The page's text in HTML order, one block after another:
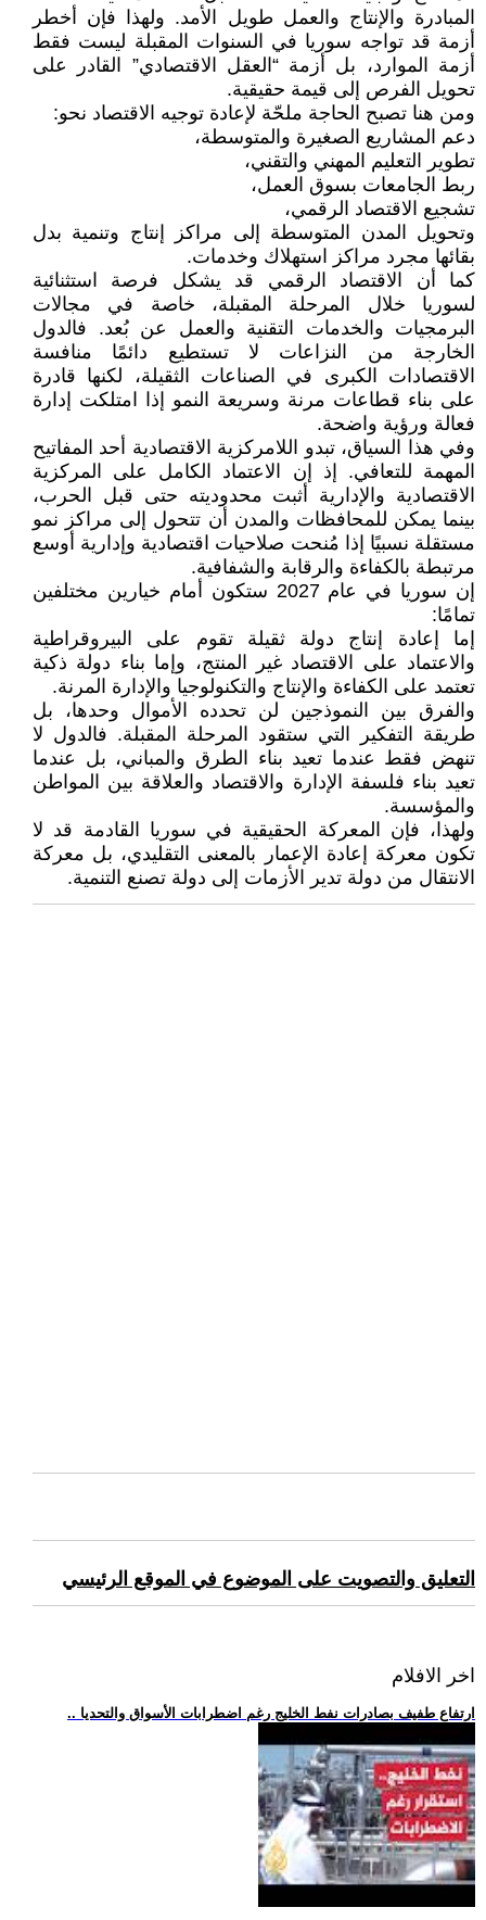
المبادرة والإنتاج والعمل طويل الأمد. ولهذا فإن أخطر
أزمة قد تواجه سوريا في السنوات المقبلة ليست فقط
أزمة الموارد، بل أزمة “العقل الاقتصادي” القادر على
تحويل الفرص إلى قيمة حقيقية.
ومن هنا تصبح الحاجة ملحّة لإعادة توجيه الاقتصاد نحو:
دعم المشاريع الصغيرة والمتوسطة،
تطوير التعليم المهني والتقني،
ربط الجامعات بسوق العمل،
تشجيع الاقتصاد الرقمي،
وتحويل المدن المتوسطة إلى مراكز إنتاج وتنمية بدل
بقائها مجرد مراكز استهلاك وخدمات.
كما أن الاقتصاد الرقمي قد يشكل فرصة استثنائية
لسوريا خلال المرحلة المقبلة، خاصة في مجالات
البرمجيات والخدمات التقنية والعمل عن بُعد. فالدول
الخارجة من النزاعات لا تستطيع دائمًا منافسة
الاقتصادات الكبرى في الصناعات الثقيلة، لكنها قادرة
على بناء قطاعات مرنة وسريعة النمو إذا امتلكت إدارة
فعالة ورؤية واضحة.
وفي هذا السياق، تبدو اللامركزية الاقتصادية أحد المفاتيح
المهمة للتعافي. إذ إن الاعتماد الكامل على المركزية
الاقتصادية والإدارية أثبت محدوديته حتى قبل الحرب،
بينما يمكن للمحافظات والمدن أن تتحول إلى مراكز نمو
مستقلة نسبيًا إذا مُنحت صلاحيات اقتصادية وإدارية أوسع
مرتبطة بالكفاءة والرقابة والشفافية.
إن سوريا في عام 2027 ستكون أمام خيارين مختلفين
تمامًا:
إما إعادة إنتاج دولة ثقيلة تقوم على البيروقراطية
والاعتماد على الاقتصاد غير المنتج، وإما بناء دولة ذكية
تعتمد على الكفاءة والإنتاج والتكنولوجيا والإدارة المرنة.
والفرق بين النموذجين لن تحدده الأموال وحدها، بل
طريقة التفكير التي ستقود المرحلة المقبلة. فالدول لا
تنهض فقط عندما تعيد بناء الطرق والمباني، بل عندما
تعيد بناء فلسفة الإدارة والاقتصاد والعلاقة بين المواطن
والمؤسسة.
ولهذا، فإن المعركة الحقيقية في سوريا القادمة قد لا
تكون معركة إعادة الإعمار بالمعنى التقليدي، بل معركة
الانتقال من دولة تدير الأزمات إلى دولة تصنع التنمية.
التعليق والتصويت على الموضوع في الموقع الرئيسي
اخر الافلام
.. ارتفاع طفيف بصادرات نفط الخليج رغم اضطرابات الأسواق والتحديا